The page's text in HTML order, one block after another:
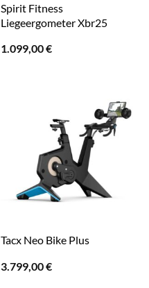
Spirit Fitness
Liegeergometer Xbr25
1.099,00€
Tacx Neo Bike Plus
3.799,00€